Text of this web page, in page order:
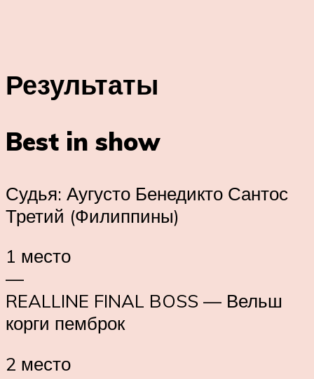
Результаты
Best in show
Судья: Аугусто Бенедикто Сантос
Третий (Филиппины)
1 место
—
REALLINE FINAL BOSS — Вельш
корги пемброк
2 место